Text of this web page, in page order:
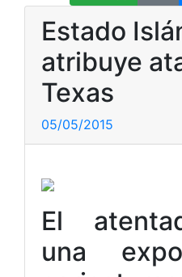
Estado
atribuye
Texas
05/05/2015
El
una